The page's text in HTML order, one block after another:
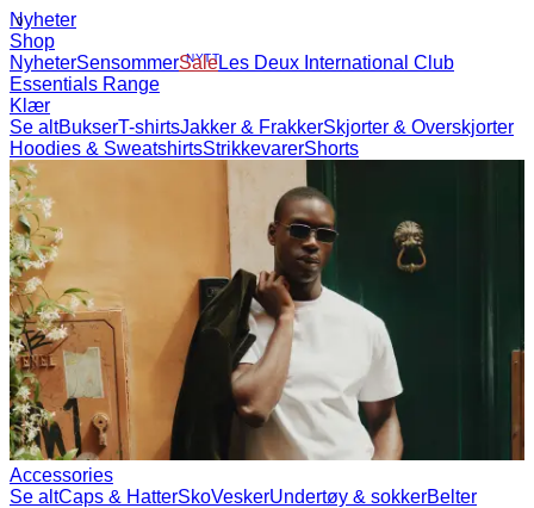
Nyheter
Shop
NyheterSensommerNYTTSaleLes Deux International
ClubEssentials Range
Klær
Se alt BukserT-shirtsJakker & FrakkerSkjorter &
Overskjorter Hoodies & SweatshirtsStrikkevarer
Accessories
Se alt Caps & HatterSkoVeskerUndertøy & sokkerBelterSkjerf